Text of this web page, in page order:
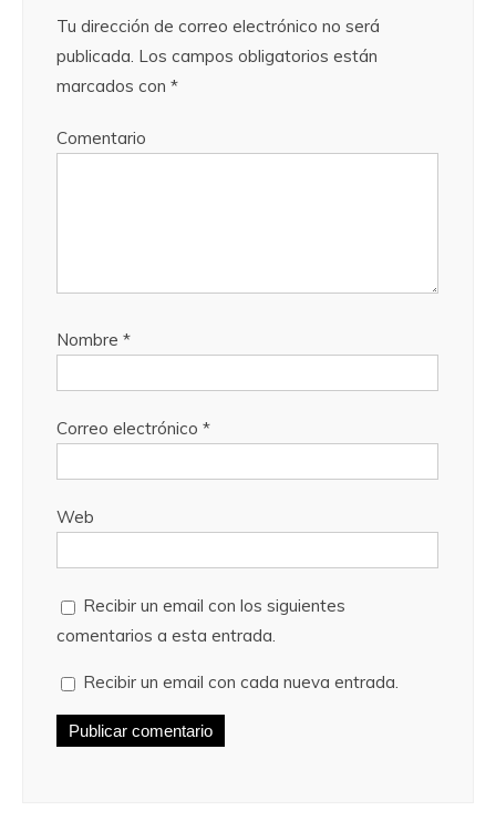
Tu dirección de correo electrónico no será
publicada. Los campos obligatorios están
marcados con *
Comentario
Nombre *
Correo electrónico *
Web
Recibir un email con los siguientes
comentarios a esta entrada.
Recibir un email con cada nueva entrada.